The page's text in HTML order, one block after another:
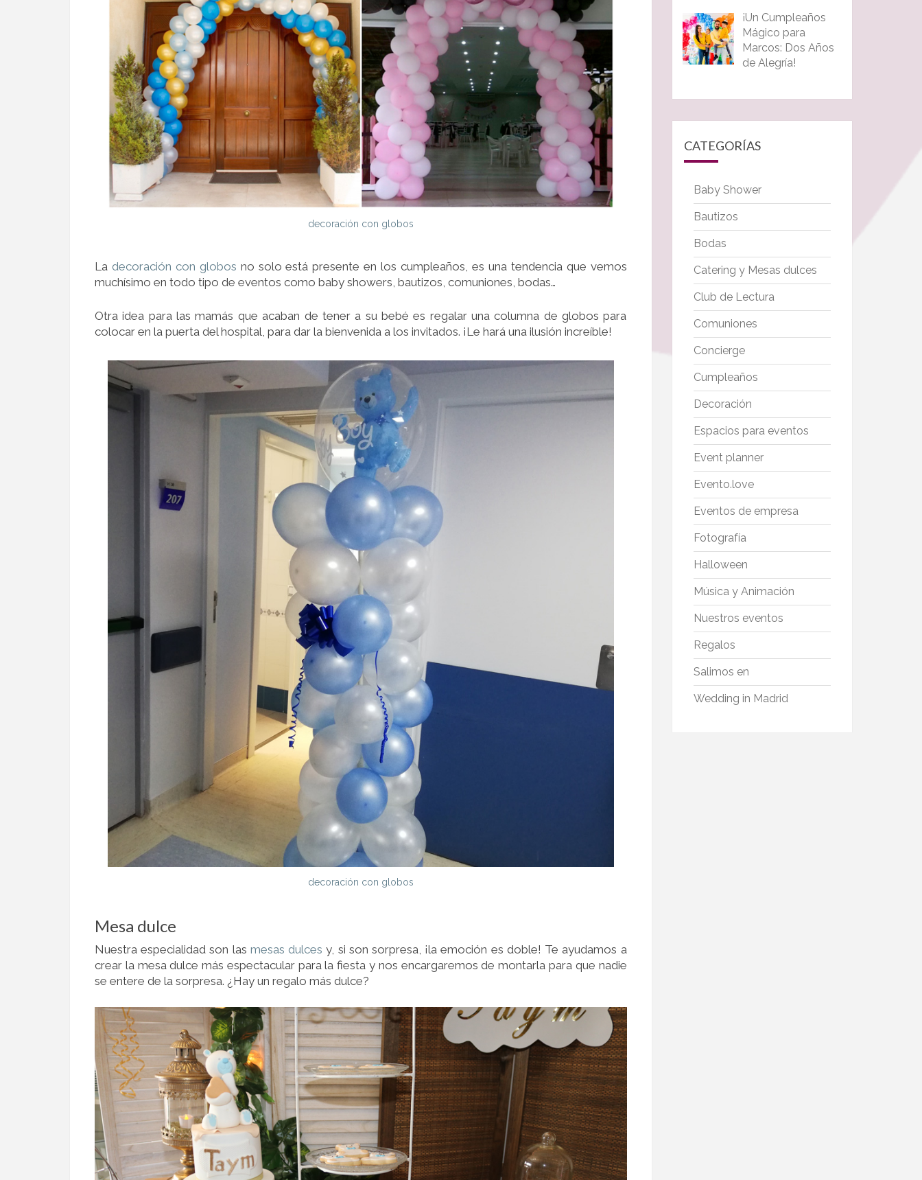
decoración con globos
La decoración con globos no solo está presente en los cumpleaños, es una tendencia que vemos
muchísimo en todo tipo de eventos como baby showers, bautizos, comuniones, bodas…
Otra idea para las mamás que acaban de tener a su bebé es regalar una columna de globos para
colocar en la puerta del hospital, para dar la bienvenida a los invitados. ¡Le hará una ilusión increíble!
decoración con globos
Mesa dulce
Nuestra especialidad son las mesas dulces y, si son sorpresa, ¡la emoción es doble! Te ayudamos a
crear la mesa dulce más espectacular para la fiesta y nos encargaremos de montarla para que nadie
se entere de la sorpresa. ¿Hay un regalo más dulce?
¡Un Cumpleaños
Mágico para
Marcos: Dos Años
de Alegría!
CATEGORÍAS
Baby Shower
Bautizos
Bodas
Catering y Mesas dulces
Club de Lectura
Comuniones
Concierge
Cumpleaños
Decoración
Espacios para eventos
Event planner
Evento.love
Eventos de empresa
Fotografía
Halloween
Música y Animación
Nuestros eventos
Regalos
Salimos en
Wedding in Madrid